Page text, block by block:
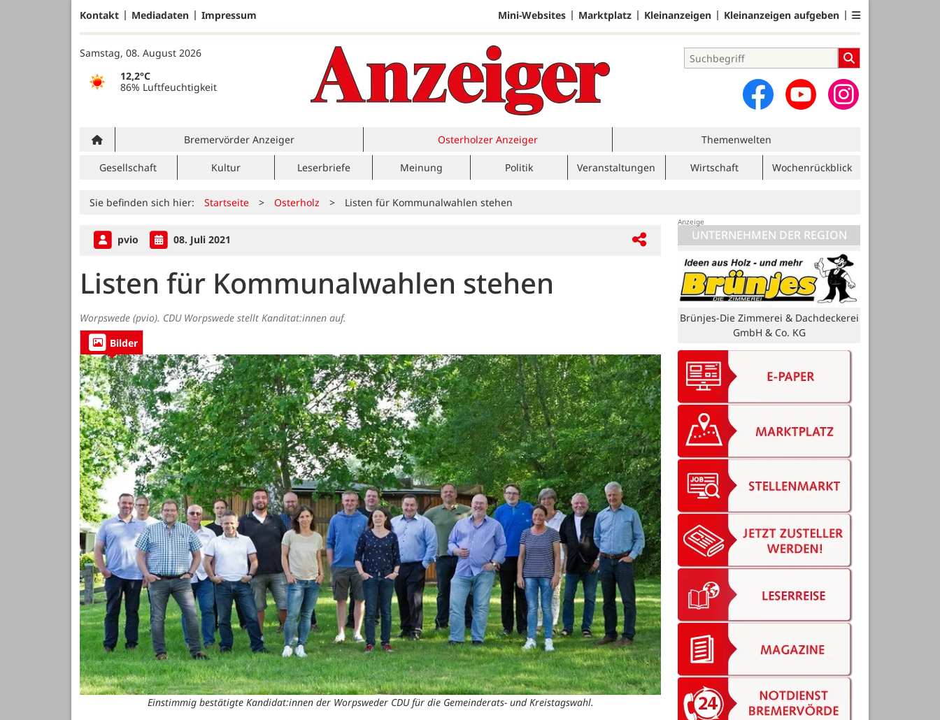
Kontakt Mediadaten Impressum Mini-Websites Marktplatz Kleinanzeigen Kleinanzeigen aufgeben
Samstag, 08. August 2026
12,2°C
86% Luftfeuchtigkeit
Bremervörder Anzeiger Osterholzer Anzeiger Themenwelten
Gesellschaft Kultur Leserbriefe Meinung Politik Veranstaltungen Wirtschaft Wochenrückblick
Sie befinden sich hier: Startseite > Osterholz > Listen für Kommunalwahlen stehen
pvio 08. Juli 2021
Listen für Kommunalwahlen stehen
Worpswede (pvio). CDU Worpswede stellt Kanditat:innen auf.
Bilder
Einstimmig bestätigte Kandidat:innen der Worpsweder CDU für die Gemeinderats- und Kreistagswahl.
UNTERNEHMEN DER REGION
Brünjes-Die Zimmerei & Dachdeckerei
GmbH & Co. KG